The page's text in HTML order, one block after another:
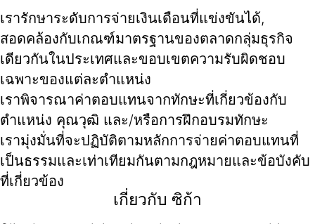
เรารักษาระดับการจ่ายเงินเดือนที่แข่งขันได้,
สอดคล้องกับเกณฑ์มาตรฐานของตลาดกลุ่มธุรกิจ
เดียวกันในประเทศและขอบเขตความรับผิดชอบ
เฉพาะของแต่ละตำแหน่ง
เราพิจารณาค่าตอบแทนจากทักษะที่เกี่ยวข้องกับ
ตำแหน่ง คุณวุฒิ และ/หรือการฝึกอบรมทักษะ
เรามุ่งมั่นที่จะปฏิบัติตามหลักการจ่ายค่าตอบแทนที่
เป็นธรรมและเท่าเทียมกันตามกฎหมายและข้อบังคับ
ที่เกี่ยวข้อง
เกี่ยวกับ ซิก้า